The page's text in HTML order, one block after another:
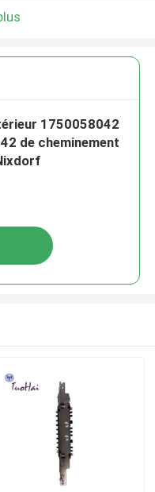
1750058042
de cheminement